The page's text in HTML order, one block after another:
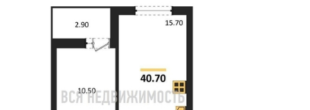
1-комнатная квартира, 40.7кв.м